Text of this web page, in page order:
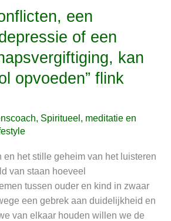
een
of een
kan
opvoeden” flink
, Spiritueel, meditatie en
en het stille geheim van het luisteren
van staan hoeveel
tussen ouder en kind in zwaar
een gebrek aan duidelijkheid en
van elkaar houden willen we de